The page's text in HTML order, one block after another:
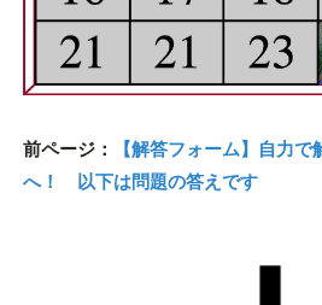
前ページ：
【解答フォーム】自力
へ！ 以下は問題の答えです